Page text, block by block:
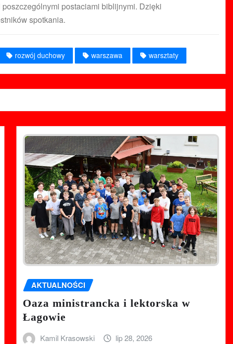
postaciami biblijnymi. Dzięki
spotkania.
rozwój duchowy warszawa warsztaty
AKTUALNOŚCI
Oaza ministrancka i lektorska w
Łagowie
Kamil Krasowski lip 28, 2026